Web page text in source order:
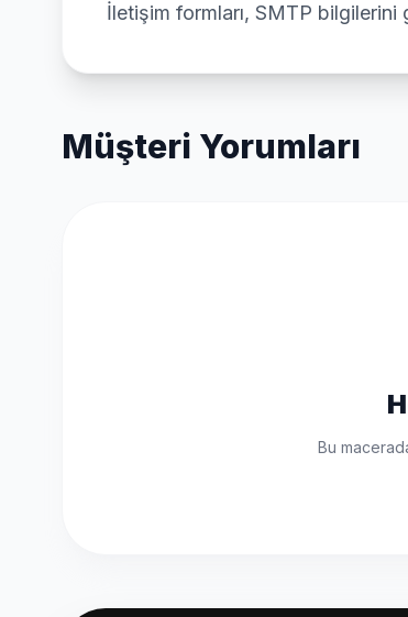
İletişim formları, SMTP
Müşteri Yorumları
Bu